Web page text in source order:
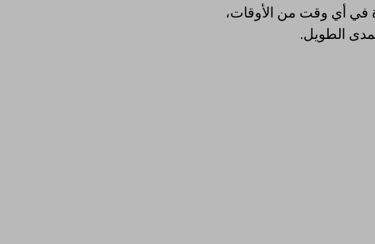
في أي وقت من الأوقات،
الطويل.